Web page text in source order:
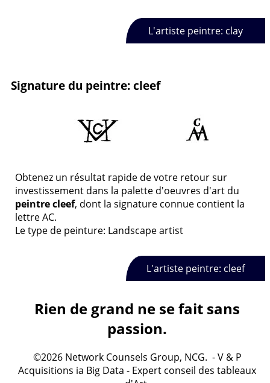
L'artiste peintre: clay
Signature du peintre: cleef
Obtenez un résultat rapide de votre retour sur
investissement dans la palette d'oeuvres d'art du
peintre cleef, dont la signature connue contient la
lettre AC.
Le type de peinture: Landscape artist
L'artiste peintre: cleef
Rien de grand ne se fait sans
passion.
©2026 Network Counsels Group, NCG. - V & P
Acquisitions ia Big Data - Expert conseil des tableaux